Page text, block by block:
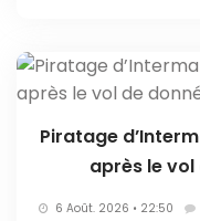
Piratage
après le
6 Août. 2026 • 22:50